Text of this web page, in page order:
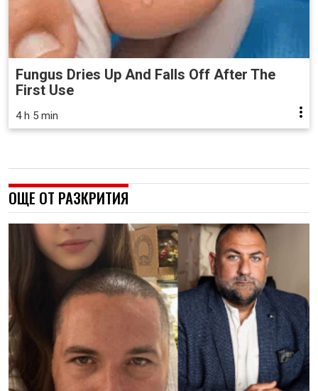
Fungus Dries Up And Falls Off After The
First Use
4 h 5 min
ОЩЕ ОТ РАЗКРИТИЯ